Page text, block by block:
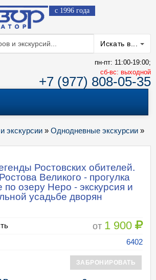
с 1996 года
Искать в...
пн-пт: 11:00-19:00;
cб-вс: выходной
+7 (977) 808-05-35
экскурсии » Однодневные экскурсии »
Ростовских обителей.
Великого - прогулка
по озеру Неро - экскурсия и
усадьбе дворян
от 1 900
6402
ЗАБРОНИРОВАТЬ